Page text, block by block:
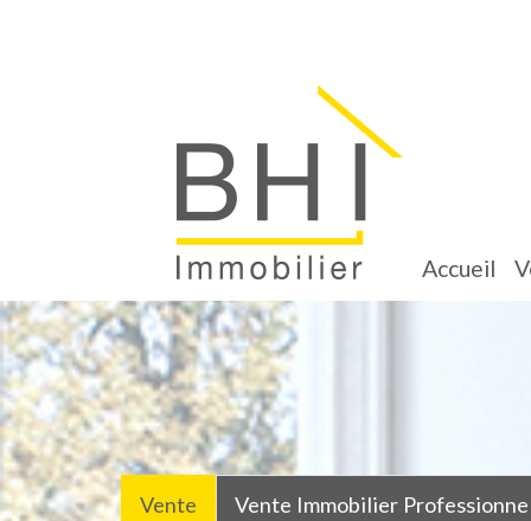
accueil
Vente Vente Immobilier